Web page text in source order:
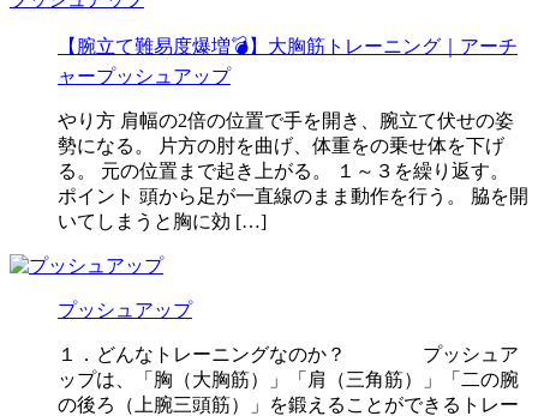
【腕立て難易度爆増💣】大胸筋トレーニング｜アーチ
ャープッシュアップ
やり方 肩幅の2倍の位置で手を開き、腕立て伏せの姿
勢になる。 片方の肘を曲げ、体重をの乗せ体を下げ
る。 元の位置まで起き上がる。 １～３を繰り返す。
ポイント 頭から足が一直線のまま動作を行う。 脇を開
いてしまうと胸に効 […]
プッシュアップ
１．どんなトレーニングなのか？ プッシュア
ップは、「胸（大胸筋）」「肩（三角筋）」「二の腕
の後ろ（上腕三頭筋）」を鍛えることができるトレー